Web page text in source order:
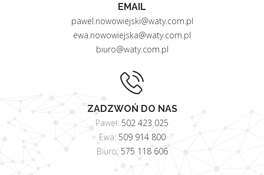
EMAIL
pawel.nowowiejski@waty.com.pl
ewa.nowowiejska@waty.com.pl
biuro@waty.com.pl
ZADZWOŃ DO NAS
Paweł: 502 423 025
Ewa: 509 914 800
Biuro: 575 118 606